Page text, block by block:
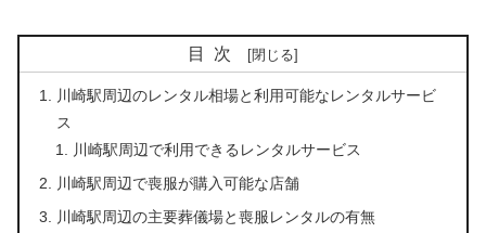
目次
川崎駅周辺のレンタル相場と利用可能なレンタルサービ
ス
川崎駅周辺で利用できるレンタルサービス
川崎駅周辺で喪服が購入可能な店舗
川崎駅周辺の主要葬儀場と喪服レンタルの有無